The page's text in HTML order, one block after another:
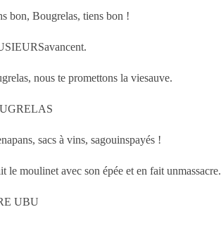
bon, Bougrelas, tiens bon !
nous te promettons la viesauve.
sacs à vins, sagouinspayés !
le moulinet avec son épée et en fait unmassacre.
UBU